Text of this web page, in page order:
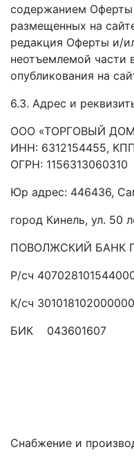
содержанием Оферты
размещенных на
редакция Оферты и/
неотъемлемой части
опубликования на
6.3. Адрес и
ООО «ТОРГОВЫЙ
ИНН: 6312154455,
ОГРН: 1156313060310
Юр адрес: 446436,
город Кинель, ул. 50
ПОВОЛЖСКИЙ БАНК
Р/сч
К/сч
БИК 043601607
Снабжение и